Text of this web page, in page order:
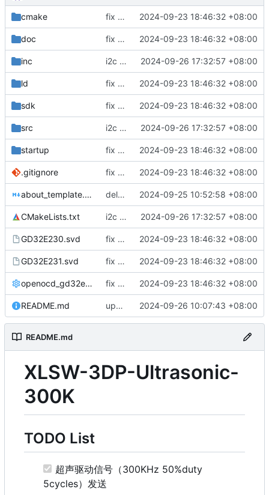
cmake fix commit 2024-09-23 18:46:32 +08:00
doc fix commit 2024-09-23 18:46:32 +08:00
inc i2c function 2024-09-26 17:32:57 +08:00
ld fix commit 2024-09-23 18:46:32 +08:00
sdk fix commit 2024-09-23 18:46:32 +08:00
src i2c function 2024-09-26 17:32:57 +08:00
startup fix commit 2024-09-23 18:46:32 +08:00
.gitignore fix commit 2024-09-23 18:46:32 +08:00
about_template.md delete template user lib 2024-09-25 10:52:58 +08:00
CMakeLists.txt i2c function 2024-09-26 17:32:57 +08:00
GD32E230.svd fix commit 2024-09-23 18:46:32 +08:00
GD32E231.svd fix commit 2024-09-23 18:46:32 +08:00
openocd_gd32e230f4.cfg fix commit 2024-09-23 18:46:32 +08:00
README.md update some err 2024-09-26 10:07:43 +08:00
README.md
XLSW-3DP-Ultrasonic-
300K
TODO List
超声驱动信号（300KHz 50%duty
5cycles）发送